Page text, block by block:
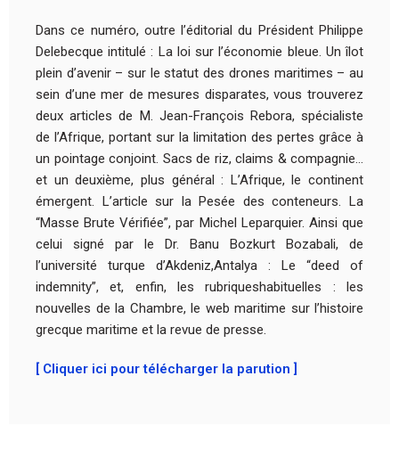
Dans ce numéro, outre l’éditorial du Président Philippe
Delebecque intitulé : La loi sur l’économie bleue. Un îlot
plein d’avenir – sur le statut des drones maritimes – au
sein d’une mer de mesures disparates, vous trouverez
deux articles de M. Jean-François Rebora, spécialiste
de l’Afrique, portant sur la limitation des pertes grâce à
un pointage conjoint. Sacs de riz, claims & compagnie…
et un deuxième, plus général : L’Afrique, le continent
émergent. L’article sur la Pesée des conteneurs. La
“Masse Brute Vérifiée”, par Michel Leparquier. Ainsi que
celui signé par le Dr. Banu Bozkurt Bozabali, de
l’université turque d’Akdeniz,Antalya : Le “deed of
indemnity”, et, enfin, les rubriqueshabituelles : les
nouvelles de la Chambre, le web maritime sur l’histoire
grecque maritime et la revue de presse.
[ Cliquer ici pour télécharger la parution ]